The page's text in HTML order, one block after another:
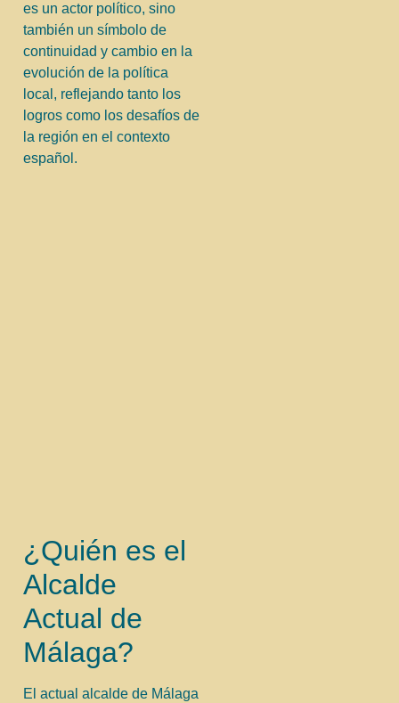
es un actor político, sino
también un símbolo de
continuidad y cambio en la
evolución de la política
local, reflejando tanto los
logros como los desafíos de
la región en el contexto
español.
¿Quién es el
Alcalde
Actual de
Málaga?
El actual alcalde de Málaga